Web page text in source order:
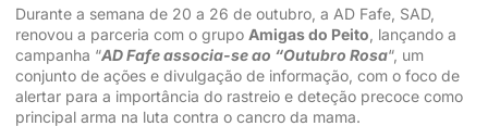
Durante a semana de 20 a 26 de outubro, a AD Fafe, SAD,
renovou a parceria com o grupo Amigas do Peito , lançando a
campanha “AD Fafe associa-se ao “Outubro Rosa“, um
conjunto de ações e divulgação de informação, com o foco de
alertar para a importância do rastreio e deteção precoce como
principal arma na luta contra o cancro da mama.